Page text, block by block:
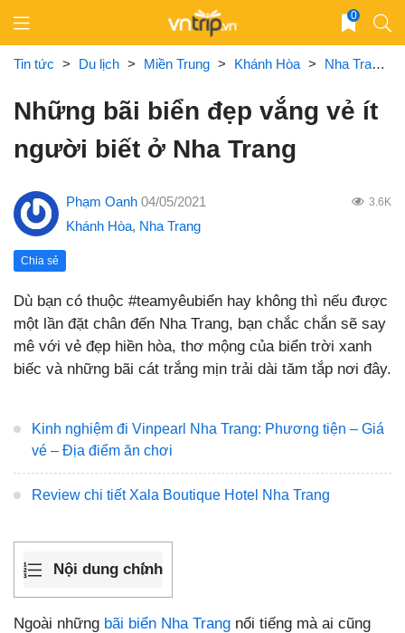
content
0
Tin tức > Du lịch > Miền Trung > Khánh Hòa > Nha Trang
Những bãi biển đẹp vắng vẻ ít
người biết ở Nha Trang
Phạm Oanh 04/05/2021 3.6K
Khánh Hòa, Nha Trang
Chia sẻ
Dù bạn có thuộc #teamyêubiển hay không thì nếu được
một lần đặt chân đến Nha Trang, bạn chắc chắn sẽ say
mê với vẻ đẹp hiền hòa, thơ mộng của biển trời xanh
biếc và những bãi cát trắng mịn trải dài tăm tắp nơi đây.
Kinh nghiệm đi Vinpearl Nha Trang: Phương tiện – Giá
vé – Địa điểm ăn chơi
Review chi tiết Xala Boutique Hotel Nha Trang
Nội dung chính
Ngoài những bãi biển Nha Trang nổi tiếng mà ai cũng